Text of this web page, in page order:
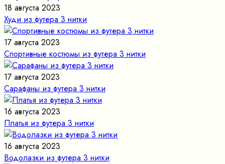
18 августа 2023
Худи из футера 3 нитки
17 августа 2023
Спортивные костюмы из футера 3 нитки
17 августа 2023
Сарафаны из футера 3 нитки
16 августа 2023
Платья из футера 3 нитки
16 августа 2023
Водолазки из футера 3 нитки